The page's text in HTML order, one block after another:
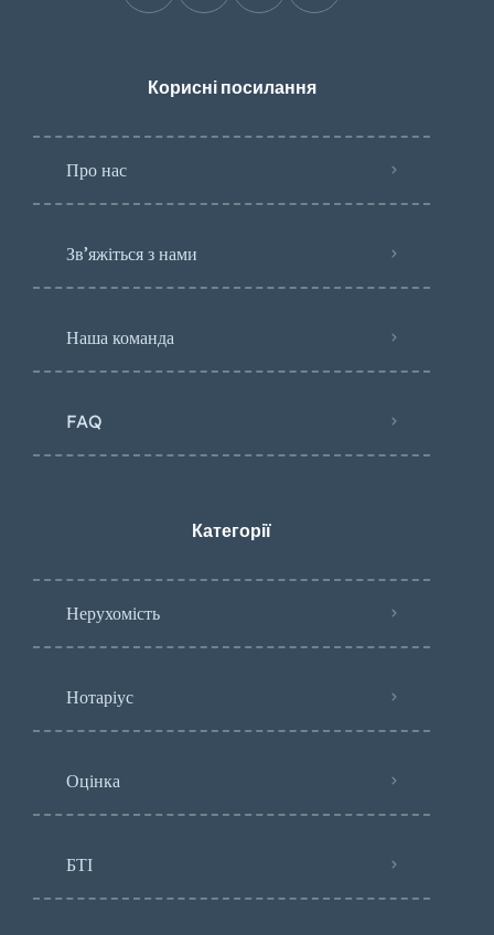
Корисні посилання
Про нас
Зв’яжіться з нами
Наша команда
FAQ
Категорії
Нерухомість
Нотаріус
Оцінка
БТІ